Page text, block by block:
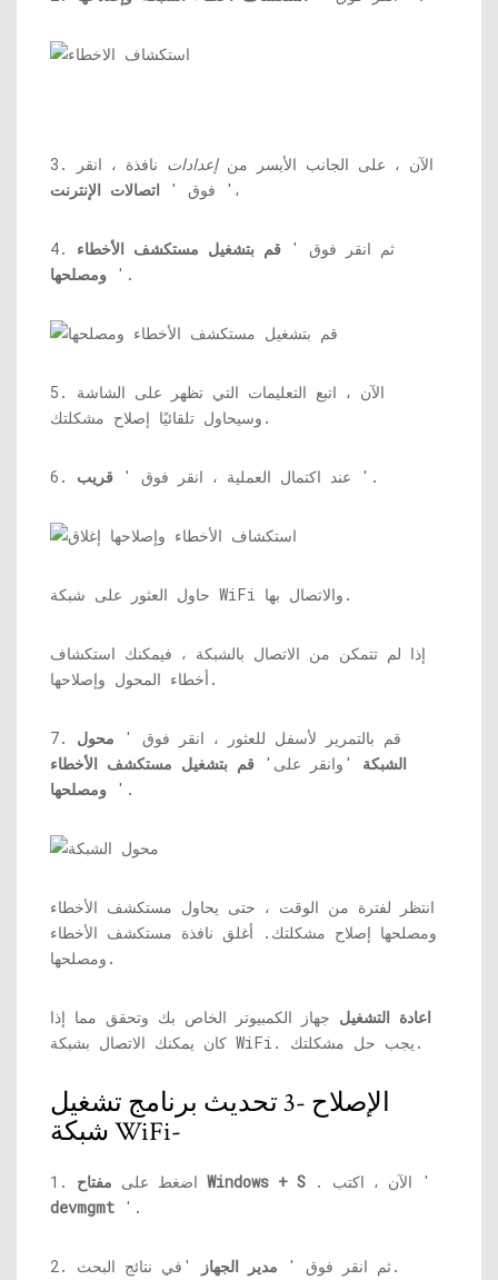
3. الآن ، على الجانب الأيسر منإعدادات نافذة ، انقر
فوق ' اتصالات الإنترنت '،
4. ثم انقر فوق ' قم بتشغيل مستكشف الأخطاء
ومصلحها '.
5. الآن ، اتبع التعليمات التي تظهر على الشاشة
وسيحاول تلقائيًا إصلاح مشكلتك.
6. عند اكتمال العملية ، انقر فوق ' قريب '.
حاول العثور على شبكة WiFi والاتصال بها.
إذا لم تتمكن من الاتصال بالشبكة ، فيمكنك استكشاف
أخطاء المحول وإصلاحها.
7. قم بالتمرير لأسفل للعثور ، انقر فوق ' محول
الشبكة 'وانقر على' قم بتشغيل مستكشف الأخطاء
ومصلحها '.
انتظر لفترة من الوقت ، حتى يحاول مستكشف الأخطاء
ومصلحها إصلاح مشكلتك. أغلق نافذة مستكشف الأخطاء
ومصلحها.
اعادة التشغيل جهاز الكمبيوتر الخاص بك وتحقق مما إذا
كان يمكنك الاتصال بشبكة WiFi. يجب حل مشكلتك.
الإصلاح -3 تحديث برنامج تشغيل
شبكة WiFi-
1. اضغط على مفتاح Windows + S
. الآن ، اكتب '
devmgmt '.
2. ثم انقر فوق ' مدير الجهاز 'في نتائج البحث.